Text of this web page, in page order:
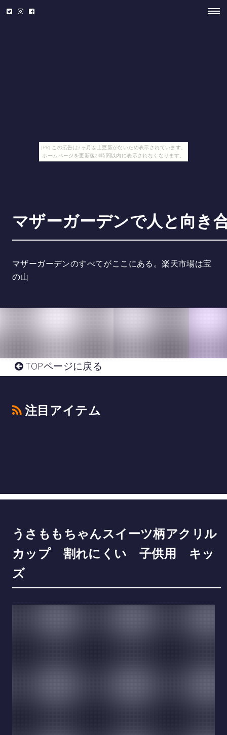
[PR] この広告は3ヶ月以上更新がないため表示されています。
ホームページを更新後24時間以内に表示されなくなります。
マザーガーデンで人と向き
マザーガーデンのすべてがここにある。楽天市場は宝
の山
TOPページに戻る
注目アイテム
うさももちゃんスイーツ柄アクリル
カップ 割れにくい 子供用 キッ
ズ